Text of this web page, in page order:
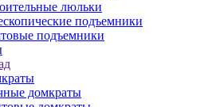
люльки
подъемники
подъемники
домкраты